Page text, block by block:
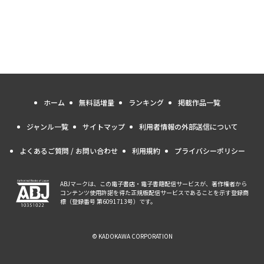
ホーム 無料話増量 ランキング 掲載作品一覧
ジャンル一覧 サイトマップ 利用者情報の外部送信について
よくあるご質問 / お問い合わせ 利用規約 プライバシーポリシー
ABJマークは、この電子書店・電子書籍配信サービスが、著作権者から
コンテンツ使用許諾を得た正規版配信サービスであることを示す登録商
標（登録番号 第6091713号）です。
© KADOKAWA CORPORATION